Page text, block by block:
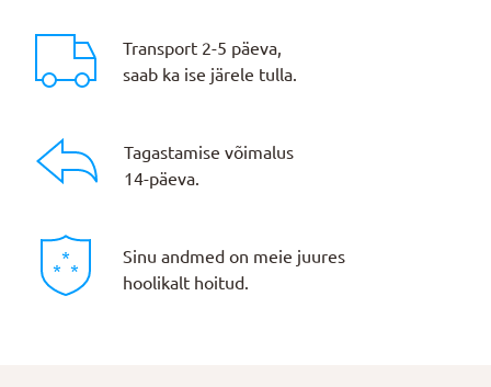
Transport 2-5 päeva,
saab ka ise järele tulla.
Tagastamise võimalus
14-päeva.
Sinu andmed on meie juures
hoolikalt hoitud.